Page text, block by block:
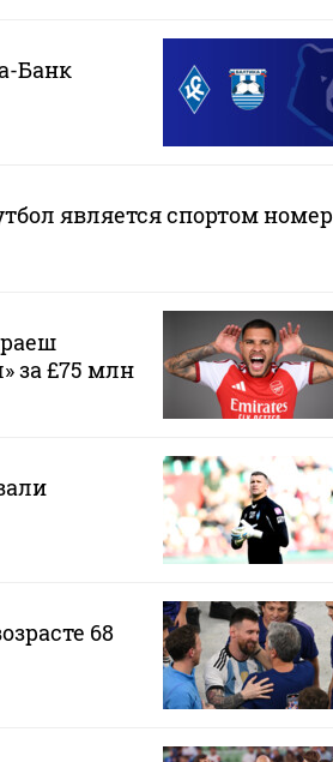
Банк
является спортом номер
за £75 млн
68